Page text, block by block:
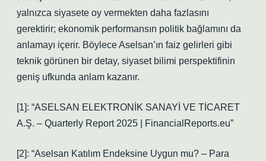
yalnızca siyasete oy vermekten daha fazlasını
gerektirir; ekonomik performansın politik bağlamını da
anlamayı içerir. Böylece Aselsan’ın faiz gelirleri gibi
teknik görünen bir detay, siyaset bilimi perspektifinin
geniş ufkunda anlam kazanır.
[1]: “ASELSAN ELEKTRONİK SANAYİ VE TİCARET
A.Ş. – Quarterly Report 2025 | FinancialReports.eu”
[2]: “Aselsan Katılım Endeksine Uygun mu? – Para